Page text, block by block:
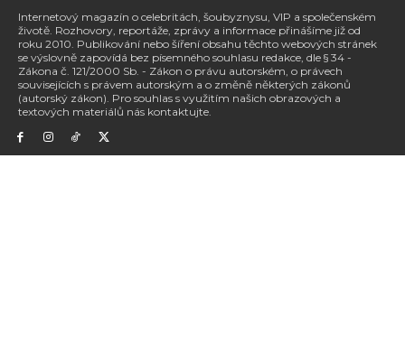
Internetový magazín o celebritách, šoubyznysu, VIP a společenském
životě. Rozhovory, reportáže, zprávy a informace přinášíme již od
roku 2010. Publikování nebo šíření obsahu těchto webových stránek
se výslovně zapovídá bez písemného souhlasu redakce, dle § 34 -
Zákona č. 121/2000 Sb. - Zákon o právu autorském, o právech
souvisejících s právem autorským a o změně některých zákonů
(autorský zákon). Pro souhlas s využitím našich obrazových a
textových materiálů nás kontaktujte.